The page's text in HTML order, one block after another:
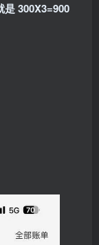
300X3=900